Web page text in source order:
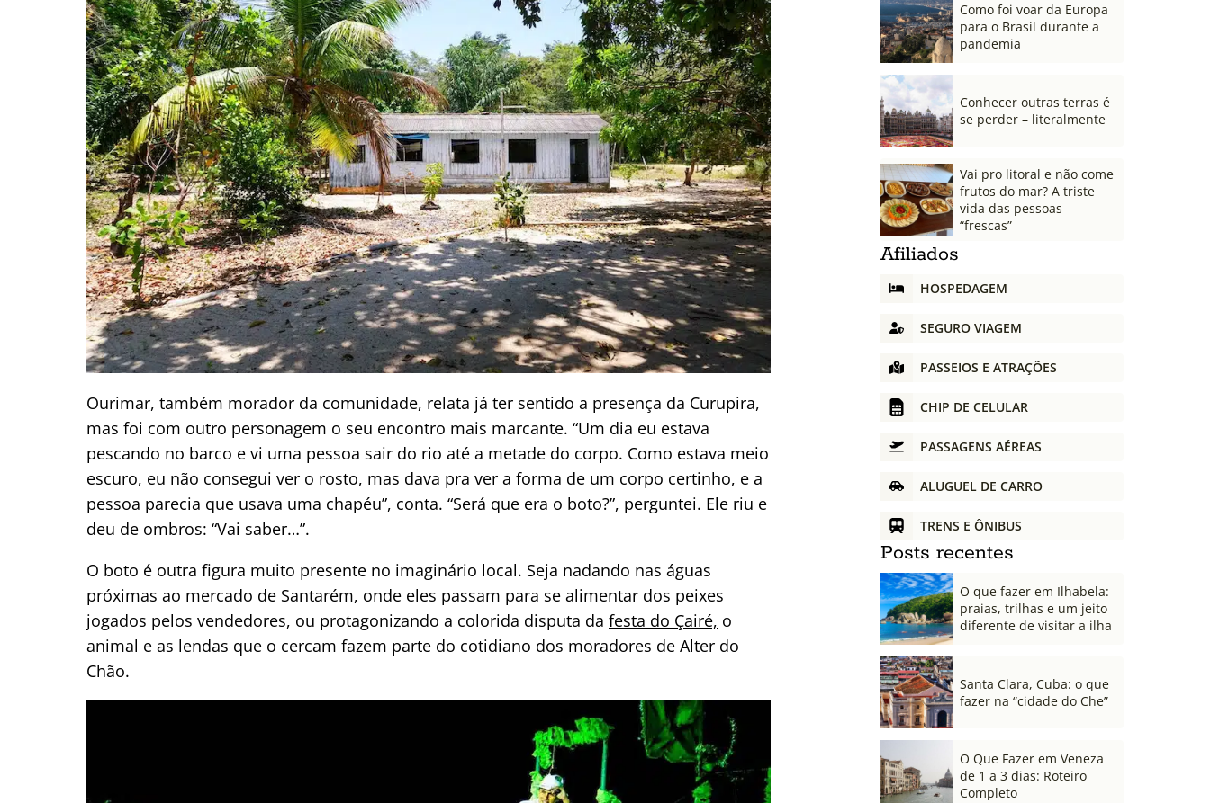
Ourimar, também morador da comunidade, relata já ter sentido a presença da Curupira,
mas foi com outro personagem o seu encontro mais marcante. “Um dia eu estava
pescando no barco e vi uma pessoa sair do rio até a metade do corpo. Como estava meio
escuro, eu não consegui ver o rosto, mas dava pra ver a forma de um corpo certinho, e a
pessoa parecia que usava uma chapéu”, conta. “Será que era o boto?”, perguntei. Ele riu e
deu de ombros: “Vai saber…”.
O boto é outra figura muito presente no imaginário local. Seja nadando nas águas
próximas ao mercado de Santarém, onde eles passam para se alimentar dos peixes
jogados pelos vendedores, ou protagonizando a colorida disputa da festa do Çairé, o
animal e as lendas que o cercam fazem parte do cotidiano dos moradores de Alter do
Chão.
Como foi voar da Europa
para o Brasil durante a
pandemia
Conhecer outras terras é
se perder – literalmente
Vai pro litoral e não come
frutos do mar? A triste
vida das pessoas
“frescas”
Afiliados
HOSPEDAGEM
SEGURO VIAGEM
PASSEIOS E ATRAÇÕES
CHIP DE CELULAR
PASSAGENS AÉREAS
ALUGUEL DE CARRO
TRENS E ÔNIBUS
Posts recentes
O que fazer em Ilhabela:
praias, trilhas e um jeito
diferente de visitar a ilha
Santa Clara, Cuba: o que
fazer na “cidade do Che”
O Que Fazer em Veneza
de 1 a 3 dias: Roteiro
Completo